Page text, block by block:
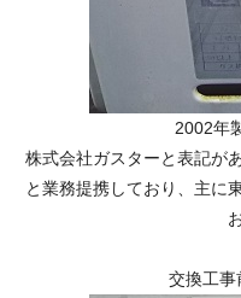
2002年
株式会社ガスターと表記が
と業務提携しており、主に
交換工